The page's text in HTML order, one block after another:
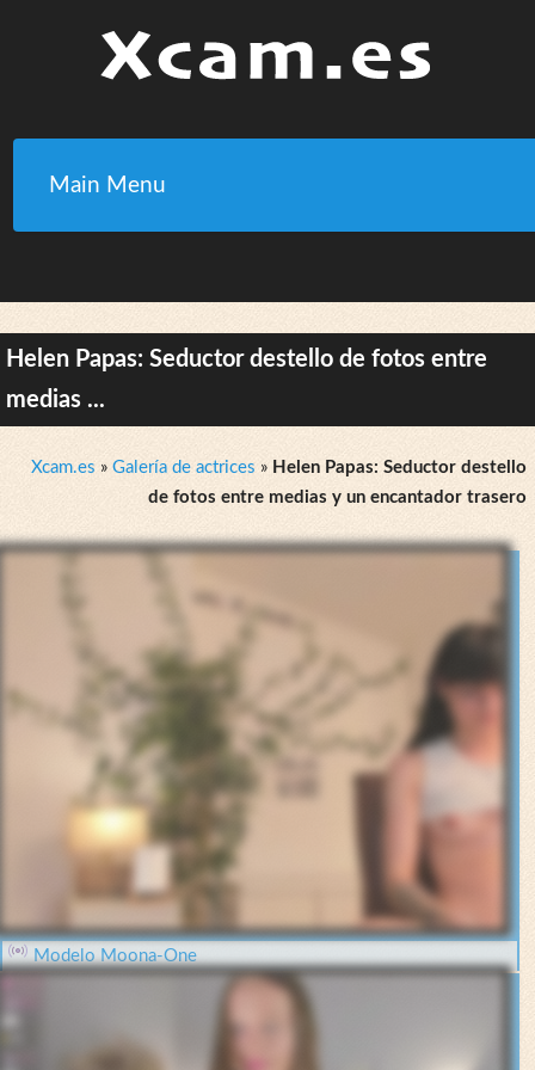
Main Menu
Helen Papas: Seductor destello de fotos entre
medias ...
Xcam.es » Galería de actrices » Helen Papas: Seductor destello
de fotos entre medias y un encantador trasero
Modelo Moona-One